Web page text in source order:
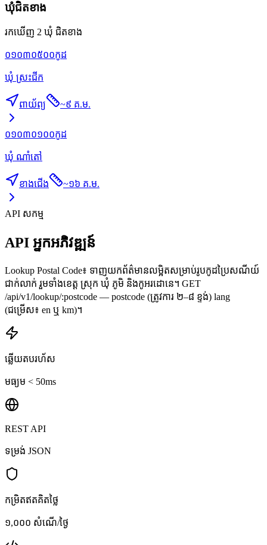
ឃុំជិតខាង
រកឃើញ 2 ឃុំ ជិតខាង
០១០៣០៥០០កូដ
ឃុំ ស្រះជីក
ពាយ័ព្យ ~៩ គ.ម.
០១០៣០១០០កូដ
ឃុំ ណាំតៅ
ខាងជើង ~១៦ គ.ម.
API សកម្ម
API អ្នកអភិវឌ្ឍន៍
Lookup Postal Code៖ ទាញយកព័ត៌មានលម្អិតសម្រាប់រូបកូដប្រៃសណីយ៍
ជាក់លាក់ រួមទាំងខេត្ត ស្រុក ឃុំ ភូមិ និងកូអរដោនេ។ GET
/api/v1/lookup/:postcode — postcode (ត្រូវការ ២–៨ ខ្ទង់) lang
(ជម្រើស៖ en ឬ km)។
ឆ្លើយតបរហ័ស
មធ្យម < 50ms
REST API
ទម្រង់ JSON
កម្រិតឥតគិតថ្លៃ
១,០០០ សំណើ/ថ្ងៃ